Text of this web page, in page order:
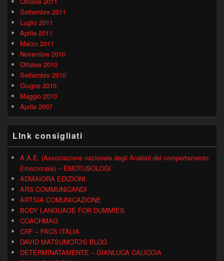
Settembre 2011
Luglio 2011
Aprile 2011
Marzo 2011
Novembre 2010
Ottobre 2010
Settembre 2010
Giugno 2010
Maggio 2010
Aprile 2007
LInk consigliati
A.A.E. (Associazione nazionale degli Analisti del comportamento
Emozionale) – EMOTUSOLOGI
ADMAIORA EDIZIONI
ARS COMMUNICANDI
ARTSIA COMUNICAZIONE
BODY LANGUAGE FOR DUMMIES
COACHMAG
CRF – FACS ITALIA
DAVID MATSUMOTO'S BLOG
DETERMINATAMENTE – GIANLUCA CALICCIA